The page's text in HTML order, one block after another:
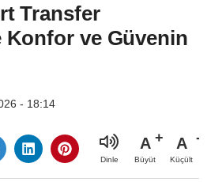
Transfer
Konfor ve Güvenin
- 18:14
Dinle
A
Büyüt
A
Küçült